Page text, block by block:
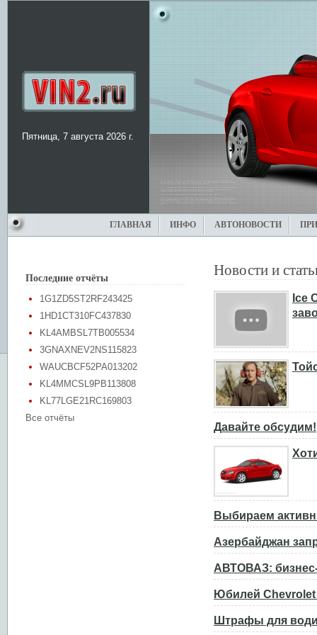
Пятница, 7 августа 2026 г.
ГЛАВНАЯ ИНФО АВТОНОВОСТИ
Последние отчёты
1G1ZD5ST2RF243425
1HD1CT310FC437830
KL4AMBSL7TB005534
3GNAXNEV2NS115823
WAUCBCF52PA013202
KL4MMCSL9PB113808
KL77LGE21RC169803
Все отчёты
Новости и
Ice
Давайте обсудим!
Выбираем
Азербайджан
АВТОВАЗ:
Юбилей Chevrolet
Штрафы для